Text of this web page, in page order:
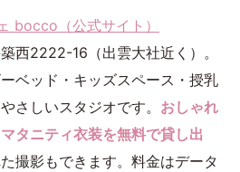
bocco（公式サイト）
西2222-16（出雲大社近く）。
ベッド・キッズスペース・授乳
さしいスタジオです。 おしゃれ
タニティ衣装を無料で貸し出
撮影もできます。料金はデータ